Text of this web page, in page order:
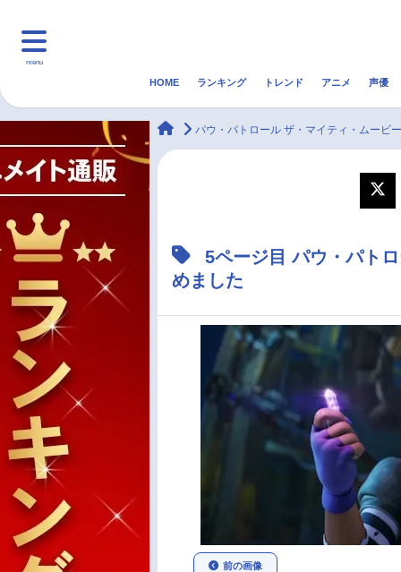
menu
マンガ・ラノベ 音楽
アニメ記事一覧
HOME ランキング トレンド アニメ 声優
animateTimes
パウ・パトロール ザ・マイティ・ムービー
5ページ目 パウ・パト
めました
前の画像